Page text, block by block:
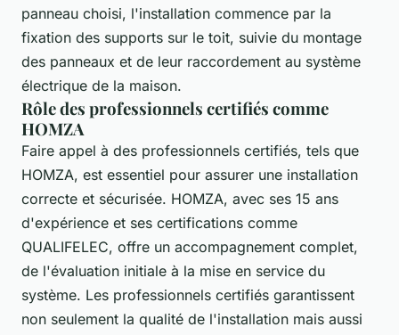
panneau choisi, l'installation commence par la
fixation des supports sur le toit, suivie du montage
des panneaux et de leur raccordement au système
électrique de la maison.
Rôle des professionnels certifiés comme
HOMZA
Faire appel à des professionnels certifiés, tels que
HOMZA, est essentiel pour assurer une installation
correcte et sécurisée. HOMZA, avec ses 15 ans
d'expérience et ses certifications comme
QUALIFELEC, offre un accompagnement complet,
de l'évaluation initiale à la mise en service du
système. Les professionnels certifiés garantissent
non seulement la qualité de l'installation mais aussi